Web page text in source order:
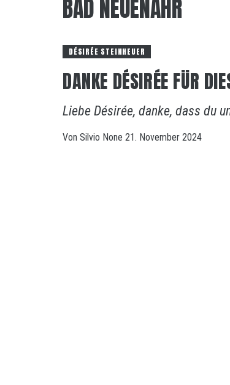
BAD NEUENAHR
DÉSIRÉE STEINHEUER
DANKE DÉSIRÉE FÜR
Liebe Désirée, danke, dass du
Von Silvio None 21. November 2024